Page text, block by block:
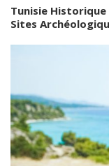
Tunisie Historique
Sites